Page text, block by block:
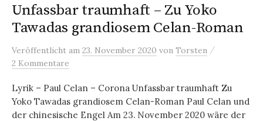
Unfassbar traumhaft – Zu Yoko
Tawadas grandiosem Celan-Roman
Veröffentlicht am 23. November 2020 von Torsten /
2 Kommentare
Lyrik – Paul Celan – Corona Unfassbar traumhaft Zu
Yoko Tawadas grandiosem Celan-Roman Paul Celan und
der chinesische Engel Am 23. November 2020 wäre der